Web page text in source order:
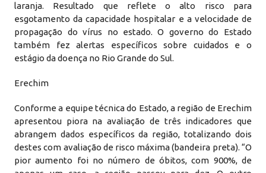
laranja. Resultado que reflete o alto risco para
esgotamento da capacidade hospitalar e a velocidade de
propagação do vírus no estado. O governo do Estado
também fez alertas específicos sobre cuidados e o
estágio da doença no Rio Grande do Sul.
Erechim
Conforme a equipe técnica do Estado, a região de Erechim
apresentou piora na avaliação de três indicadores que
abrangem dados específicos da região, totalizando dois
destes com avaliação de risco máxima (bandeira preta). “O
pior aumento foi no número de óbitos, com 900%, de